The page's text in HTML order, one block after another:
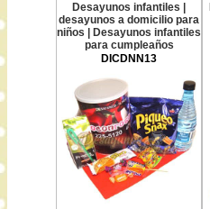
Desayunos infantiles |
desayunos a domicilio para
niños | Desayunos infantiles
para cumpleaños
DICDNN13